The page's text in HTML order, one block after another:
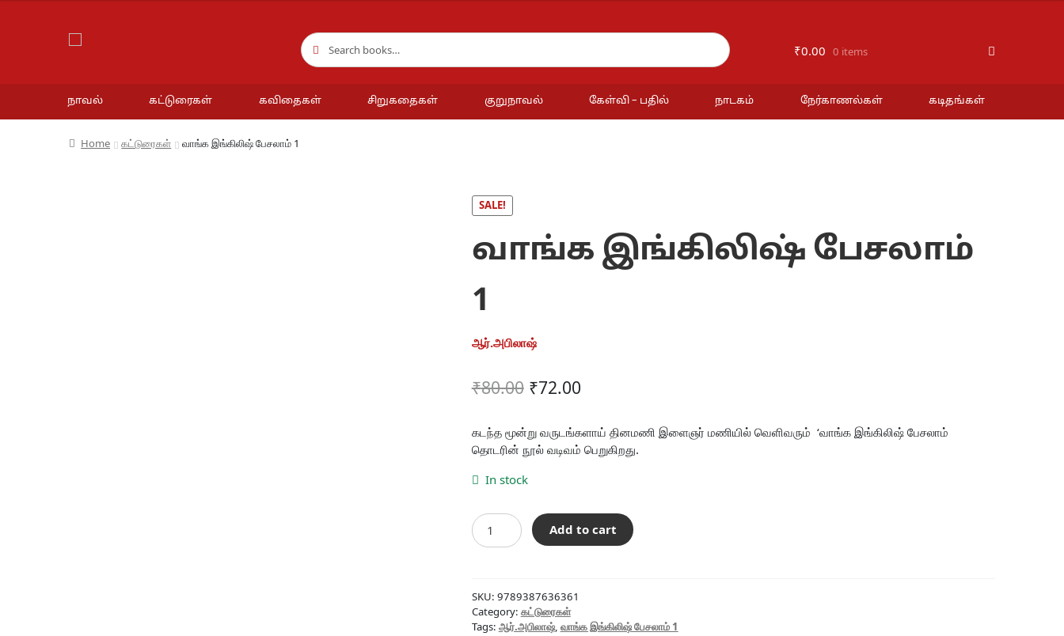
Search
for:
Search
₹0.00 0 items
நாவல் கட்டுரைகள் கவிதைகள் சிறுகதைகள் குறுநாவல் கேள்வி – பதில் நாடகம் நேர்காணல்கள் கடிதங்கள்
Home கட்டுரைகள் வாங்க இங்கிலிஷ் பேசலாம் 1
SALE!
வாங்க இங்கிலிஷ் பேசலாம்
1
ஆர்.அபிலாஷ்
₹80.00 Original
was:
₹80.00.
₹72.00Current
is:
₹72.00.
கடந்த மூன்று வருடங்களாய் தினமணி இளைஞர் மணியில் வெளிவரும் ‘வாங்க இங்கிலிஷ் பேசலாம்
தொடரின் நூல் வடிவம் பெறுகிறது.
In stock
வாங்க
இங்கிலிஷ்
quantity
Add to cart
SKU: 9789387636361
Category: கட்டுரைகள்
Tags: ஆர்.அபிலாஷ், வாங்க இங்கிலிஷ் பேசலாம் 1